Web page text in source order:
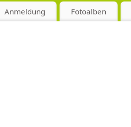
Anmeldung Fotoalben